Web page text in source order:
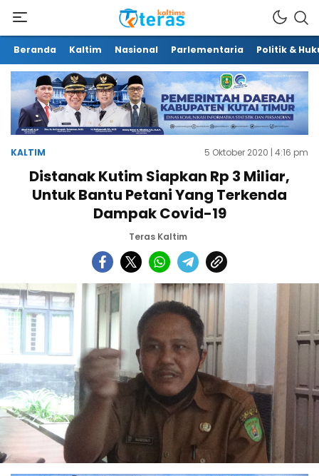
Beranda Kaltim Nasional Parlementaria Politik &
KALTIM 5 Oktober 2020 | 4:16 pm
Distanak Kutim Siapkan Rp 3 Miliar,
Untuk Bantu Petani Yang Terkenda
Dampak Covid-19
Teras Kaltim